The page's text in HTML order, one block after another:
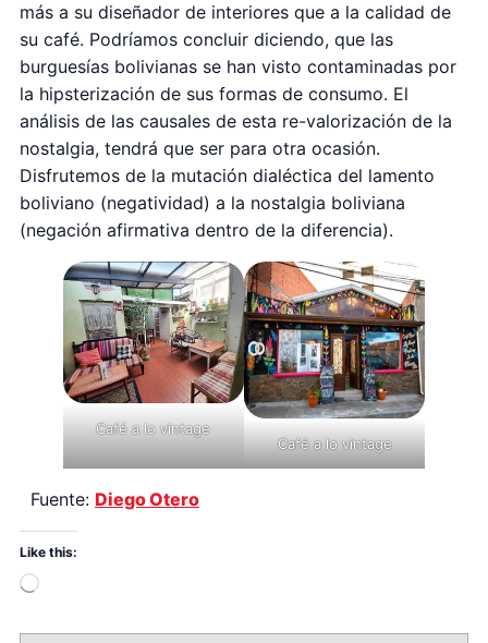
más a su diseñador de interiores que a la calidad de
su café. Podríamos concluir diciendo, que las
burguesías bolivianas se han visto contaminadas por
la hipsterización de sus formas de consumo. El
análisis de las causales de esta re-valorización de la
nostalgia, tendrá que ser para otra ocasión.
Disfrutemos de la mutación dialéctica del lamento
boliviano (negatividad) a la nostalgia boliviana
(negación afirmativa dentro de la diferencia).
Café a lo vintage
Café a lo vintage
Fuente: Diego Otero
Like this: